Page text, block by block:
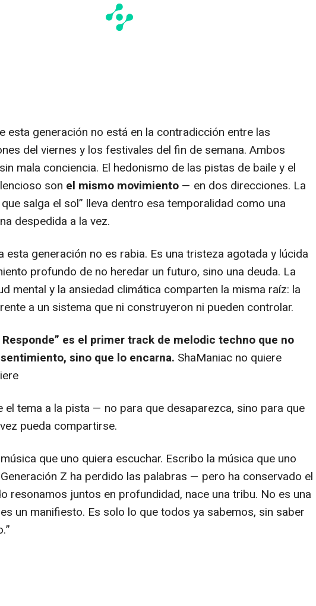
esta generación no está en la contradicción entre las
del viernes y los festivales del fin de semana. Ambos
mala conciencia. El hedonismo de las pistas de baile y el
son el mismo movimiento — en dos direcciones. La
salga el sol” lleva dentro esa temporalidad como una
despedida a la vez.
esta generación no es rabia. Es una tristeza agotada y lúcida
profundo de no heredar un futuro, sino una deuda. La
mental y la ansiedad climática comparten la misma raíz: la
a un sistema que ni construyeron ni pueden controlar.
Responde” es el primer track de melodic techno que no
sino que lo encarna. ShaManiac no quiere
el tema a la pista — no para que desaparezca, sino para que
pueda compartirse.
que uno quiera escuchar. Escribo la música que uno
Z ha perdido las palabras — pero ha conservado el
resonamos juntos en profundidad, nace una tribu. No es una
un manifiesto. Es solo lo que todos ya sabemos, sin saber